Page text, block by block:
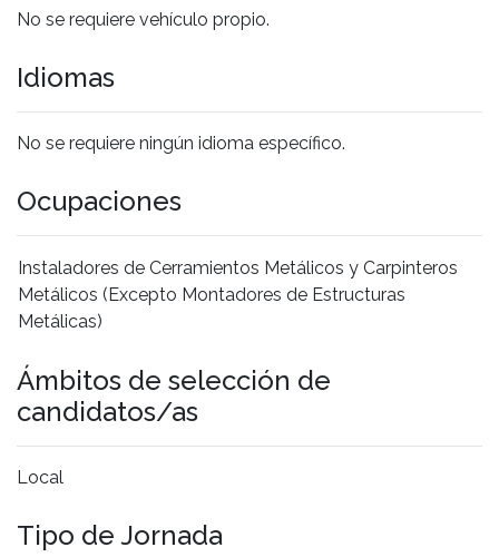
No se requiere vehículo propio.
Idiomas
No se requiere ningún idioma específico.
Ocupaciones
Instaladores de Cerramientos Metálicos y Carpinteros
Metálicos (Excepto Montadores de Estructuras
Metálicas)
Ámbitos de selección de
candidatos/as
Local
Tipo de Jornada